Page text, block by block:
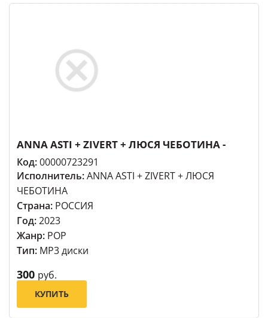
ANNA ASTI + ZIVERT + ЛЮСЯ ЧЕБОТИНА -
Код:00000723291
Исполнитель:ANNA ASTI + ZIVERT + ЛЮСЯ
ЧЕБОТИНА
Страна: РОССИЯ
Год:2023
Жанр: POP
Тип: MP3 диски
300 руб.
КУПИТЬ